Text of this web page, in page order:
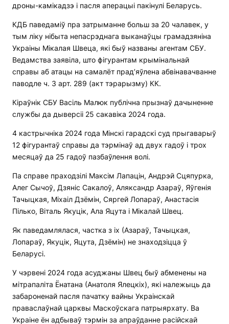
дроны-камікадзэ і пасля аперацыі пакінулі Беларусь.
КДБ паведаміў пра затрыманне больш за 20 чалавек, у
тым ліку нібыта непасрэднага выканаўцы грамадзяніна
Украіны Мікалая Швеца, які быў названы агентам СБУ.
Ведамства заявіла, што фігурантам крымінальнай
справы аб атацы на самалёт прад’яўлена абвінавачванне
паводле ч. 3 арт. 289 (акт тэрарызму) КК.
Кіраўнік СБУ Васіль Малюк публічна прызнаў дачыненне
службы да дыверсіі 25 сакавіка 2024 года.
4 кастрычніка 2024 года Мінскі гарадскі суд прыгаварыў
12 фігурантаў справы да тэрмінаў ад двух гадоў і трох
месяцаў да 25 гадоў пазбаўлення волі.
Па справе праходзілі Максім Лапацін, Андрэй Сцяпурка,
Алег Сычоў, Дзяніс Сакалоў, Аляксандр Азараў, Яўгенія
Тачыцкая, Міхаіл Дзёмін, Сяргей Лопараў, Анастасія
Пілько, Віталь Якуцік, Ала Яцута і Мікалай Швец.
Як паведамлялася, частка з іх (Азараў, Тачыцкая,
Лопараў, Якуцік, Яцута, Дзёмін) не знаходзіцца ў
Беларусі.
У чэрвені 2024 года асуджаны Швец быў абменены на
мітрапаліта Ёнатана (Анатоля Ялецкіх), які належыць да
забароненай пасля пачатку вайны Украінскай
праваслаўнай царквы Маскоўскага патрыярхату. Ва
Украіне ён адбываў тэрмін за апраўданне расійскай